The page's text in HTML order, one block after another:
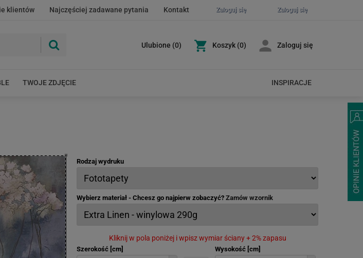
Zaloguj się
Zaloguj się
klientów Najczęściej zadawane pytania Kontakt
Ulubione (0) Koszyk (0) Zaloguj się
TWOJE ZDJĘCIE INSPIRACJE
Rodzaj wydruku
Wybierz materiał - Chcesz go najpierw zobaczyć? Zamów wzornik
Kliknij w pola poniżej i wpisz wymiar ściany + 2% zapasu
Szerokość [cm] Wysokość [cm]